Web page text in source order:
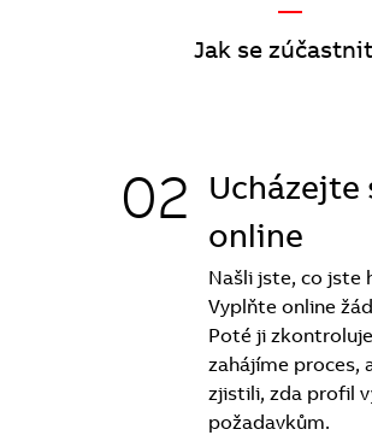
—
Jak se
02
Ucházejte
online
Našli jste, co jste
Vyplňte online
Poté ji
zahájíme proces,
zjistili, zda profil
požadavkům.